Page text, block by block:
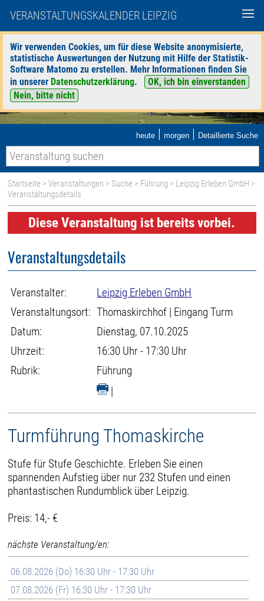
VERANSTALTUNGSKALENDER LEIPZIG
Wir verwenden Cookies, um für diese Website anonymisierte,
statistische Auswertungen der Nutzung mit Hilfe der Statistik-
Software Matomo zu erstellen. Mehr Informationen finden Sie
in unserer Datenschutzerklärung.
OK, ich bin einverstanden
Nein, bitte nicht
heute | morgen | Detaillierte Suche
Startseite >Veranstaltungen > Suche > Führung > Leipzig Erleben GmbH >
Veranstaltungsdetails
Diese Veranstaltung ist bereits vorbei.
Veranstaltungsdetails
Veranstalter:
Leipzig Erleben GmbH
Veranstaltungsort: Thomaskirchhof | Eingang Turm
Datum:
Dienstag, 07.10.2025
Uhrzeit:
16:30 Uhr - 17:30 Uhr
Rubrik:
Führung
|
Turmführung Thomaskirche
Stufe für Stufe Geschichte. Erleben Sie einen
spannenden Aufstieg über nur 232 Stufen und einen
phantastischen Rundumblick über Leipzig.
Preis: 14,- €
nächste Veranstaltung/en:
06.08.2026 (Do) 16:30 Uhr - 17:30 Uhr
07.08.2026 (Fr) 16:30 Uhr - 17:30 Uhr